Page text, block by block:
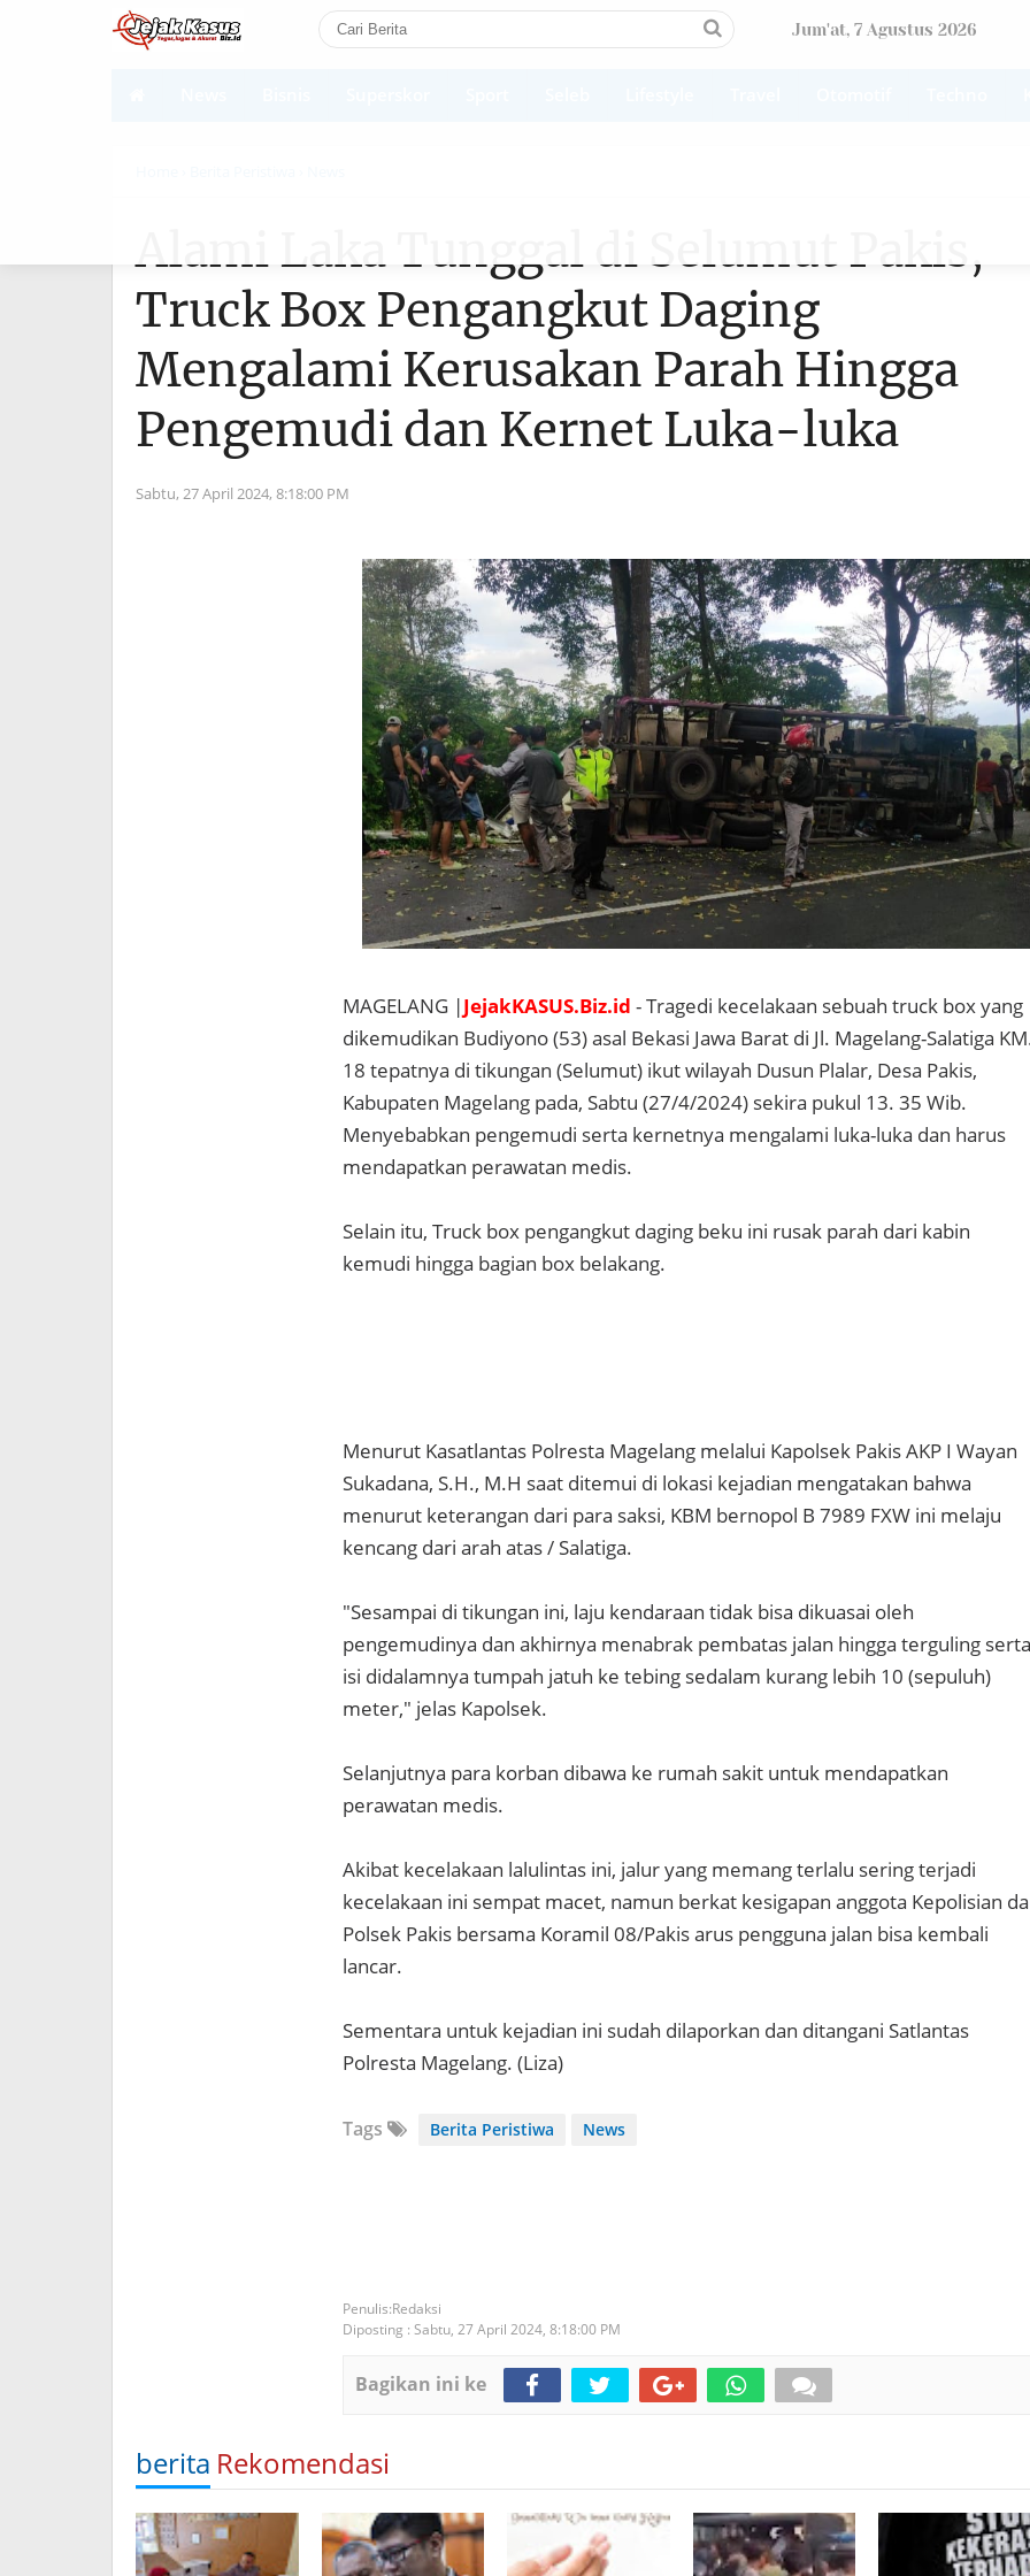
Jum'at, 7 Agustus 2026
Alami Laka Tunggal di Selumut Pakis,
Truck Box Pengangkut Daging
Mengalami Kerusakan Parah Hingga
Pengemudi dan Kernet Luka-luka
Sabtu, 27 April 2024, 8:18:00 PM
MAGELANG |JejakKASUS.Biz.id - Tragedi kecelakaan sebuah truck box yang
dikemudikan Budiyono (53) asal Bekasi Jawa Barat di Jl. Magelang-Salatiga
18 tepatnya di tikungan (Selumut) ikut wilayah Dusun Plalar, Desa Pakis,
Kabupaten Magelang pada, Sabtu (27/4/2024) sekira pukul 13. 35 Wib.
Menyebabkan pengemudi serta kernetnya mengalami luka-luka dan harus
mendapatkan perawatan medis.
Selain itu, Truck box pengangkut daging beku ini rusak parah dari kabin
kemudi hingga bagian box belakang.
Menurut Kasatlantas Polresta Magelang melalui Kapolsek Pakis AKP I Wayan
Sukadana, S.H., M.H saat ditemui di lokasi kejadian mengatakan bahwa
menurut keterangan dari para saksi, KBM bernopol B 7989 FXW ini melaju
kencang dari arah atas / Salatiga.
"Sesampai di tikungan ini, laju kendaraan tidak bisa dikuasai oleh
pengemudinya dan akhirnya menabrak pembatas jalan hingga terguling serta
isi didalamnya tumpah jatuh ke tebing sedalam kurang lebih 10 (sepuluh)
meter," jelas Kapolsek.
Selanjutnya para korban dibawa ke rumah sakit untuk mendapatkan
perawatan medis.
Akibat kecelakaan lalulintas ini, jalur yang memang terlalu sering terjadi
kecelakaan ini sempat macet, namun berkat kesigapan anggota Kepolisian
Polsek Pakis bersama Koramil 08/Pakis arus pengguna jalan bisa kembali
lancar.
Sementara untuk kejadian ini sudah dilaporkan dan ditangani Satlantas
Polresta Magelang. (Liza)
Tags Berita Peristiwa News
Redaksi
Diposting : Sabtu, 27 April 2024, 8:18:00 PM
Bagikan ini ke
berita Rekomendasi